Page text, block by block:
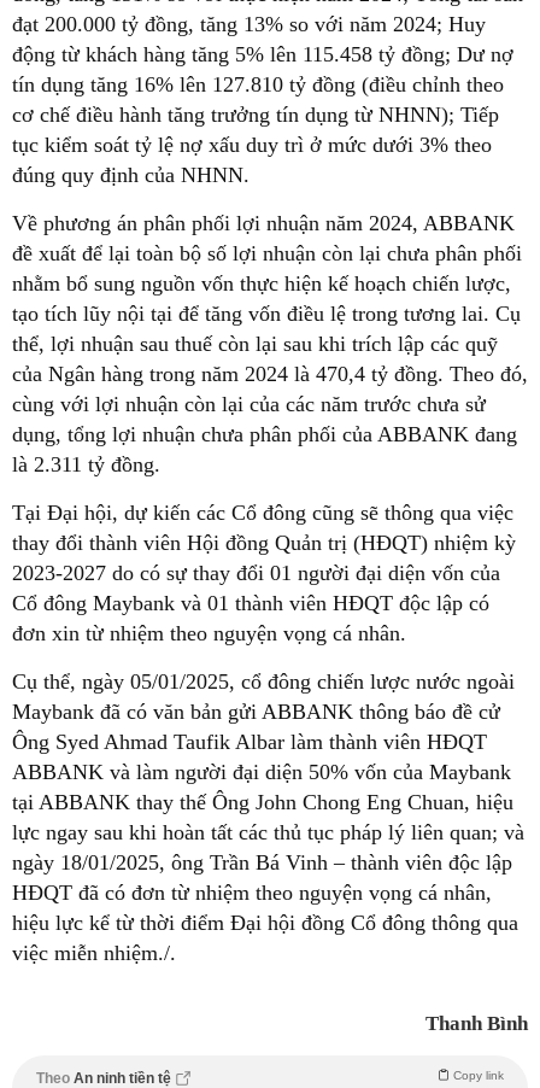
đạt 200.000 tỷ đồng, tăng 13% so với năm 2024; Huy
động từ khách hàng tăng 5% lên 115.458 tỷ đồng; Dư nợ
tín dụng tăng 16% lên 127.810 tỷ đồng (điều chỉnh theo
cơ chế điều hành tăng trưởng tín dụng từ NHNN); Tiếp
tục kiểm soát tỷ lệ nợ xấu duy trì ở mức dưới 3% theo
đúng quy định của NHNN.
Về phương án phân phối lợi nhuận năm 2024, ABBANK
đề xuất để lại toàn bộ số lợi nhuận còn lại chưa phân phối
nhằm bổ sung nguồn vốn thực hiện kế hoạch chiến lược,
tạo tích lũy nội tại để tăng vốn điều lệ trong tương lai. Cụ
thể, lợi nhuận sau thuế còn lại sau khi trích lập các quỹ
của Ngân hàng trong năm 2024 là 470,4 tỷ đồng. Theo đó,
cùng với lợi nhuận còn lại của các năm trước chưa sử
dụng, tổng lợi nhuận chưa phân phối của ABBANK đang
là 2.311 tỷ đồng.
Tại Đại hội, dự kiến các Cổ đông cũng sẽ thông qua việc
thay đổi thành viên Hội đồng Quản trị (HĐQT) nhiệm kỳ
2023-2027 do có sự thay đổi 01 người đại diện vốn của
Cổ đông Maybank và 01 thành viên HĐQT độc lập có
đơn xin từ nhiệm theo nguyện vọng cá nhân.
Cụ thể, ngày 05/01/2025, cổ đông chiến lược nước ngoài
Maybank đã có văn bản gửi ABBANK thông báo đề cử
Ông Syed Ahmad Taufik Albar làm thành viên HĐQT
ABBANK và làm người đại diện 50% vốn của Maybank
tại ABBANK thay thế Ông John Chong Eng Chuan, hiệu
lực ngay sau khi hoàn tất các thủ tục pháp lý liên quan; và
ngày 18/01/2025, ông Trần Bá Vinh – thành viên độc lập
HĐQT đã có đơn từ nhiệm theo nguyện vọng cá nhân,
hiệu lực kể từ thời điểm Đại hội đồng Cổ đông thông qua
việc miễn nhiệm./.
Thanh Bình
Theo An ninh tiền tệ Copy link